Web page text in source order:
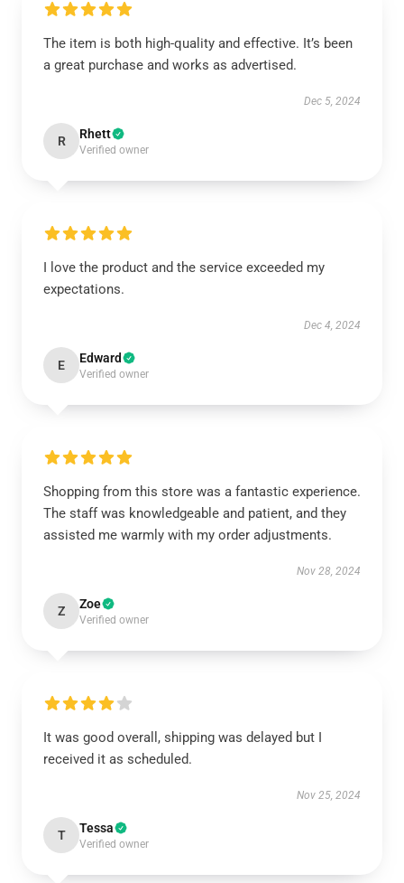
The item is both high-quality and effective. It’s been
a great purchase and works as advertised.
Dec 5, 2024
R Rhett
Verified owner
I love the product and the service exceeded my
expectations.
Dec 4, 2024
E Edward
Verified owner
Shopping from this store was a fantastic experience.
The staff was knowledgeable and patient, and they
assisted me warmly with my order adjustments.
Nov 28, 2024
Z Zoe
Verified owner
It was good overall, shipping was delayed but I
received it as scheduled.
Nov 25, 2024
T Tessa
Verified owner